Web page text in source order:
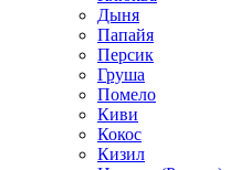
Дыня
Папайя
Персик
Груша
Помело
Киви
Кокос
Кизил